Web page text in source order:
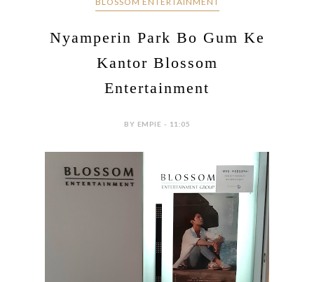
Nyamperin Park Bo Gum Ke
Kantor Blossom
Entertainment
BY EMPIE - 11:05